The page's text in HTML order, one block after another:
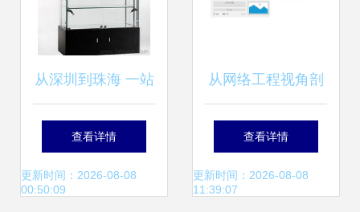
从深圳到珠海 一站
式了解订做展柜厂
家、价格、图片与
查看详情
更新时间：2026-08-08
00:50:09
从网络工程视角剖
析金融App的用户
体验设计
查看详情
更新时间：2026-08-08
11:39:07